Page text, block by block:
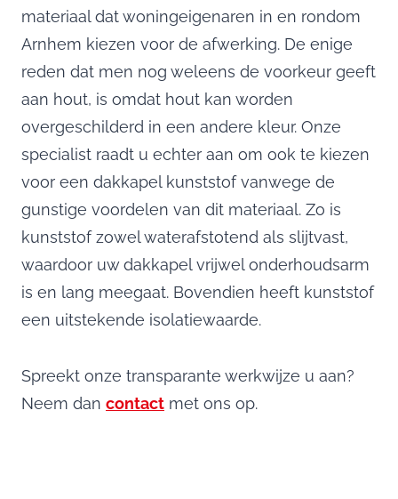
materiaal dat woningeigenaren in en rondom
Arnhem kiezen voor de afwerking. De enige
reden dat men nog weleens de voorkeur geeft
aan hout, is omdat hout kan worden
overgeschilderd in een andere kleur. Onze
specialist raadt u echter aan om ook te kiezen
voor een dakkapel kunststof vanwege de
gunstige voordelen van dit materiaal. Zo is
kunststof zowel waterafstotend als slijtvast,
waardoor uw dakkapel vrijwel onderhoudsarm
is en lang meegaat. Bovendien heeft kunststof
een uitstekende isolatiewaarde.
Spreekt onze transparante werkwijze u aan?
Neem dan contact met ons op.